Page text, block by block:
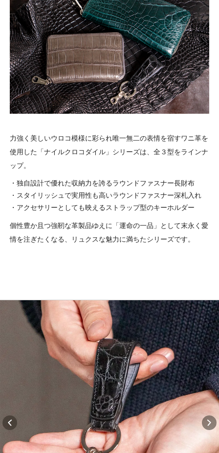
力強く美しいウロコ模様に彩られ唯一無二の表情を宿すワニ革を
使用した「ナイルクロコダイル」シリーズは、全３型をラインナ
ップ。
・独自設計で優れた収納力を誇るラウンドファスナー長財布
・スタイリッシュで実用性も高いラウンドファスナー深札入れ
・アクセサリーとしても映えるストラップ型のキーホルダー
個性豊か且つ強靭な革製品ゆえに「運命の一品」として末永く愛
情を注ぎたくなる、リュクスな魅力に満ちたシリーズです。